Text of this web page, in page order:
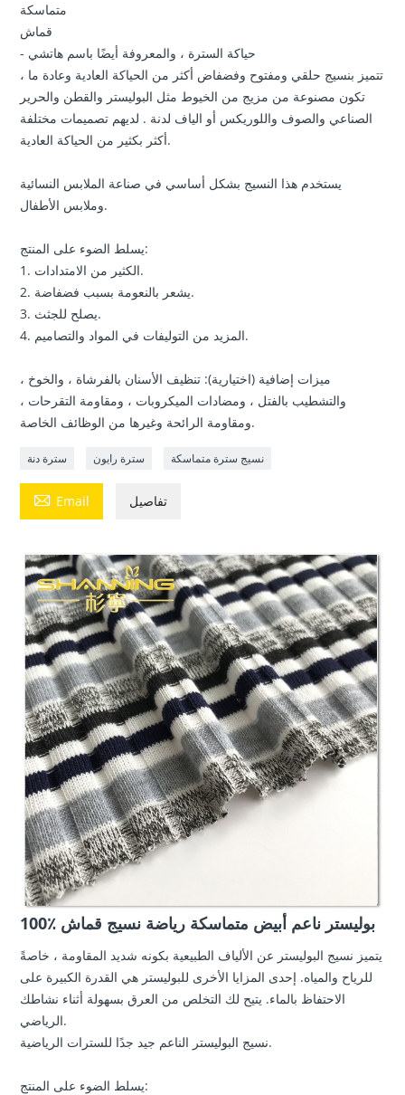
متماسكة
قماش
- حياكة السترة ، والمعروفة أيضًا باسم هاتشي
، تتميز بنسيج حلقي ومفتوح وفضفاض أكثر من الحياكة العادية وعادة ما
تكون مصنوعة من مزيج من الخيوط مثل البوليستر والقطن والحرير
الصناعي والصوف واللوريكس أو الياف لدنة . لديهم تصميمات مختلفة
أكثر بكثير من الحياكة العادية.
يستخدم هذا النسيج بشكل أساسي في صناعة الملابس النسائية
وملابس الأطفال.
يسلط الضوء على المنتج:
1. الكثير من الامتدادات.
2. يشعر بالنعومة بسبب فضفاضة.
3. يصلح للجثث.
4. المزيد من التوليفات في المواد والتصاميم.
ميزات إضافية (اختيارية): تنظيف الأسنان بالفرشاة ، والخوخ ،
والتشطيب بالفتل ، ومضادات الميكروبات ، ومقاومة التقرحات ،
ومقاومة الرائحة وغيرها من الوظائف الخاصة.
سترة دنة سترة رايون نسيج سترة متماسكة
 Email تفاصيل
100٪ بوليستر ناعم أبيض متماسكة رياضة نسيج قماش
يتميز نسيج البوليستر عن الألياف الطبيعية بكونه شديد المقاومة ، خاصةً
للرياح والمياه. إحدى المزايا الأخرى للبوليستر هي القدرة الكبيرة على
الاحتفاظ بالماء. يتيح لك التخلص من العرق بسهولة أثناء نشاطك
الرياضي.
نسيج البوليستر الناعم جيد جدًا للسترات الرياضية.
يسلط الضوء على المنتج: